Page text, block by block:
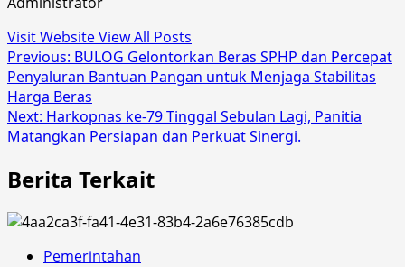
Visit WebsiteView All Posts
Post
navigation
Previous: BULOG Gelontorkan Beras SPHP dan Percepat
Penyaluran Bantuan Pangan untuk Menjaga Stabilitas
Harga Beras
Next: Harkopnas ke-79 Tinggal Sebulan Lagi, Panitia
Matangkan Persiapan dan Perkuat Sinergi.
Berita Terkait
Pemerintahan